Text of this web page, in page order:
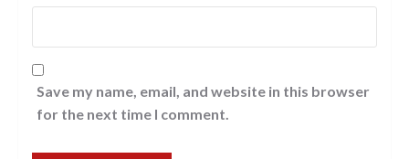
Save my name, email, and website in this browser
for the next time I comment.